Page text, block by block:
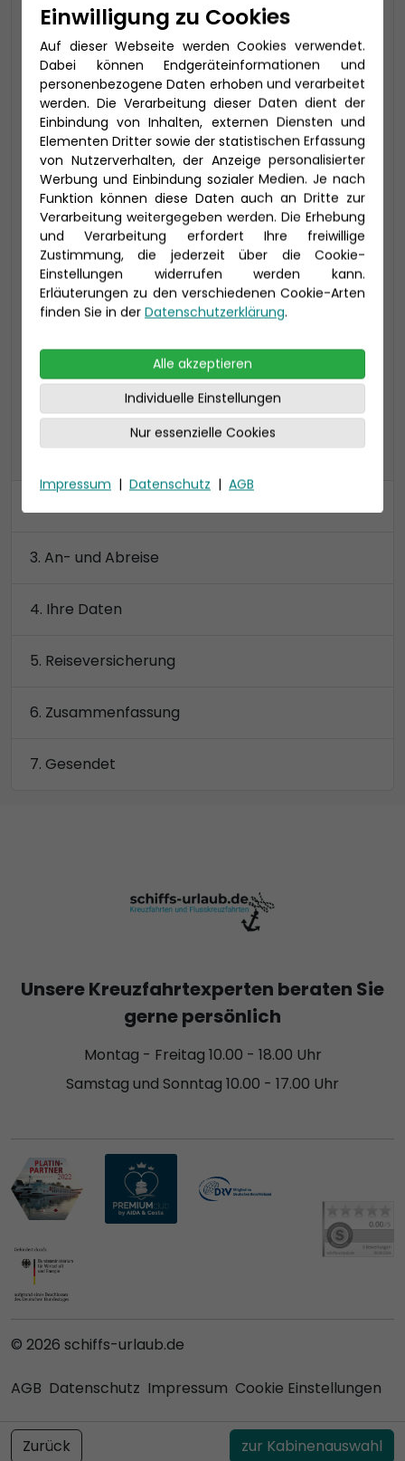
-150 € - Frühbucher Plus
2-Bett Verandakabine Deluxe mit
Lounge (DL)
34 qm (bis 5 Personen),
inklusive Lounge (6 qm) und Veranda (6 qm)
Preis 4.290 €
alle Kategorien anzeigen
An- und Abreise
Ihre Daten
Reiseversicherung
Zusammenfassung
Gesendet
Zurück zur Kabinenauswahl
Einwilligung zu Cookies
Auf dieser Webseite werden Cookies verwendet.
Dabei können Endgeräteinformationen und
personenbezogene Daten erhoben und verarbeitet
werden. Die Verarbeitung dieser Daten dient der
Einbindung von Inhalten, externen Diensten und
Elementen Dritter sowie der statistischen Erfassung
von Nutzerverhalten, der Anzeige personalisierter
Werbung und Einbindung sozialer Medien. Je nach
Funktion können diese Daten auch an Dritte zur
Verarbeitung weitergegeben werden. Die Erhebung
und Verarbeitung erfordert Ihre freiwillige
Zustimmung, die jederzeit über die Cookie-
Einstellungen widerrufen werden kann.
Erläuterungen zu den verschiedenen Cookie-Arten
finden Sie in der Datenschutzerklärung.
Alle akzeptieren
Individuelle Einstellungen
Nur essenzielle Cookies
Impressum | Datenschutz | AGB
Unsere Kreuzfahrtexperten beraten Sie
gerne persönlich
Montag - Freitag 10.00 - 18.00 Uhr
Samstag und Sonntag 10.00 - 17.00 Uhr
© 2026 schiffs-urlaub.de
AGB Datenschutz Impressum Cookie Einstellungen